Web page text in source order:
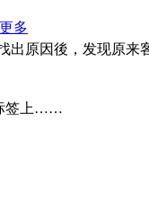
更多
原因後，发现原
签上……